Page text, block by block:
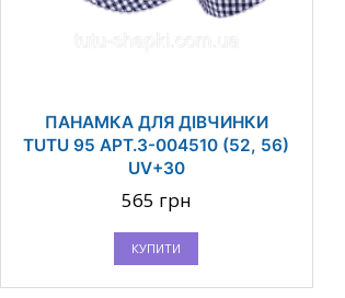
ПАНАМКА ДЛЯ ДІВЧИНКИ
TUTU 95 АРТ.3-004510 (52, 56)
UV+30
565 грн
КУПИТИ